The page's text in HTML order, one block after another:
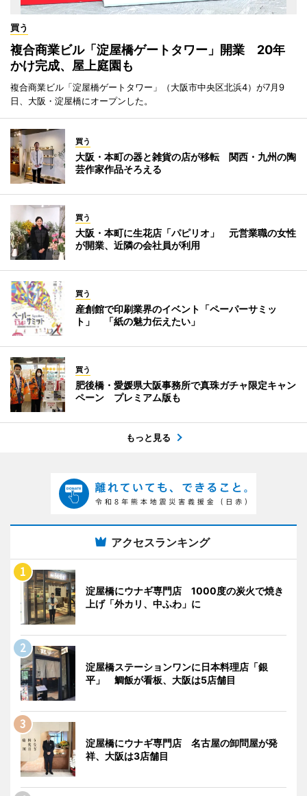
買う
複合商業ビル「淀屋橋ゲートタワー」開業 20年
かけ完成、屋上庭園も
複合商業ビル「淀屋橋ゲートタワー」（大阪市中央区北浜4）が7月9
日、大阪・淀屋橋にオープンした。
買う
大阪・本町の器と雑貨の店が移転 関西・九州の陶
芸作家作品そろえる
買う
大阪・本町に生花店「パピリオ」 元営業職の女性
が開業、近隣の会社員が利用
買う
産創館で印刷業界のイベント「ペーパーサミッ
ト」 「紙の魅力伝えたい」
買う
肥後橋・愛媛県大阪事務所で真珠ガチャ限定キャン
ペーン プレミアム版も
もっと見る
アクセスランキング
淀屋橋にウナギ専門店 1000度の炭火で焼き
上げ「外カリ、中ふわ」に
淀屋橋ステーションワンに日本料理店「銀
平」 鯛飯が看板、大阪は5店舗目
淀屋橋にウナギ専門店 名古屋の卸問屋が発
祥、大阪は3店舗目